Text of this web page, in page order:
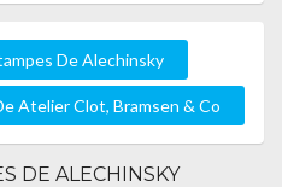
De Alechinsky
Atelier Clot, Bramsen & Co
DE ALECHINSKY